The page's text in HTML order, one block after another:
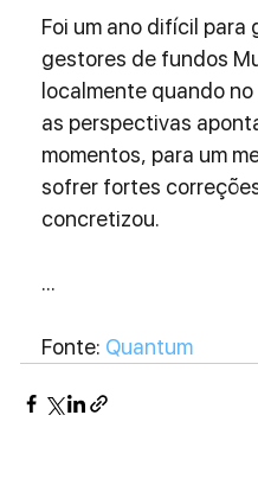
Foi um ano difícil para
gestores de fundos
localmente quando
as perspectivas
momentos, para um
sofrer fortes
concretizou.
...
Fonte: Quantum